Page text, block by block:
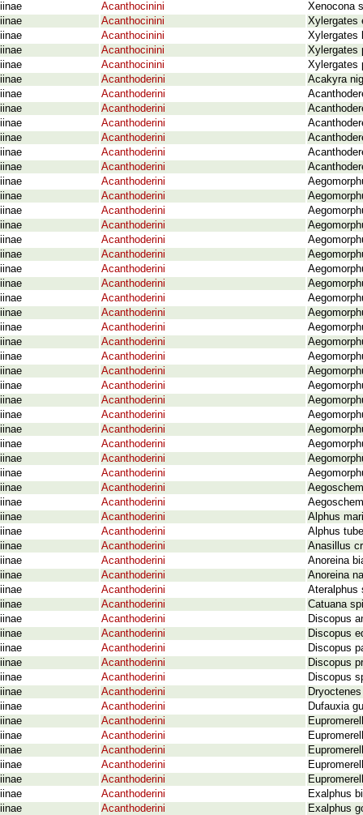
Acanthocinini
Xenocona
Acanthocinini
Xylergates
Acanthocinini
Xylergates
Acanthocinini
Xylergates
Acanthocinini
Xylergates
Acanthoderini
Acakyra
Acanthoderini
Acanthoderini
Acanthoderini
Acanthoderini
Acanthoderini
Acanthoderini
Acanthoderini
Acanthoderini
Acanthoderini
Acanthoderini
Acanthoderini
Acanthoderini
Acanthoderini
Acanthoderini
Acanthoderini
Acanthoderini
Acanthoderini
Acanthoderini
Acanthoderini
Acanthoderini
Acanthoderini
Acanthoderini
Acanthoderini
Acanthoderini
Acanthoderini
Acanthoderini
Acanthoderini
Acanthoderini
Acanthoderini
Acanthoderini
Alphus
Acanthoderini
Alphus
Acanthoderini
Anasillus
Acanthoderini
Anoreina
Acanthoderini
Anoreina
Acanthoderini
Ateralphus
Acanthoderini
Catuana
Acanthoderini
Discopus
Acanthoderini
Discopus
Acanthoderini
Discopus
Acanthoderini
Discopus
Acanthoderini
Discopus
Acanthoderini
Acanthoderini
Dufauxia
Acanthoderini
Acanthoderini
Acanthoderini
Acanthoderini
Acanthoderini
Acanthoderini
Exalphus
Acanthoderini
Exalphus